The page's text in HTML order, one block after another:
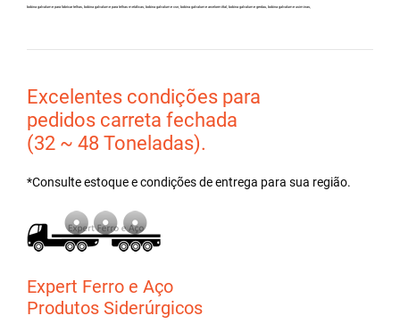
bobina galvalume para fabricar telhas, bobina galvalume para telhas metálicas, bobina galvalume csn, bobina galvalume arcelormittal, bobina galvalume gerdau, bobina galvalume usiminas,
Excelentes condições para
pedidos carreta fechada
(32 ~ 48 Toneladas).
*Consulte estoque e condições de entrega para sua região.
Expert Ferro e Aço
Produtos Siderúrgicos